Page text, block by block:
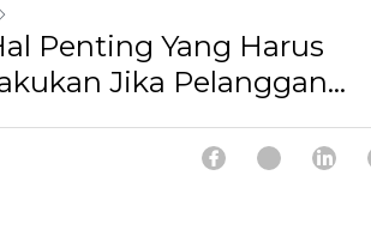
Penting Yang Harus
Jika Pelanggan...